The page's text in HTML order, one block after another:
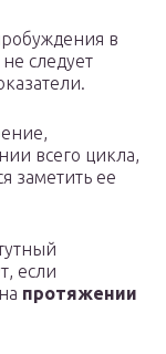
в
следует
всего цикла,
заметить ее
если
протяжении